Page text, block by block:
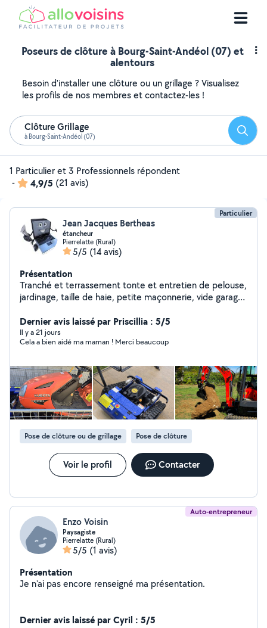
Poseurs de clôture à Bourg-Saint-Andéol (07) et
alentours
Besoin d'installer une clôture ou un grillage ? Visualisez
les profils de nos membres et contactez-les !
Clôture Grillage
à Bourg-Saint-Andéol (07)
1 Particulier et 3 Professionnels répondent
-
4,9/5 (21 avis)
Particulier
Jean Jacques Bertheas
étancheur
Pierrelatte (Rural)
5/5 (14 avis)
Présentation
Tranché et terrassement tonte et entretien de pelouse,
jardinage, taille de haie, petite maçonnerie, vide garage
debroussailleuse tondeuse, débroussailleuse, aspirateur
souffleur, Tarrière, bétonnière, motoculteur, remorque,
scie a onglet, scie circulaire, perfo.... .
Dernier avis laissé par Priscillia : 5/5
Il y a 21 jours
Cela a bien aidé ma maman ! Merci beaucoup
Pose de clôture ou de grillage Pose de clôture
Voir le profil Contacter
Auto-entrepreneur
Enzo Voisin
Paysagiste
Pierrelatte (Rural)
5/5 (1 avis)
Présentation
Je n'ai pas encore renseigné ma présentation.
Dernier avis laissé par Cyril : 5/5